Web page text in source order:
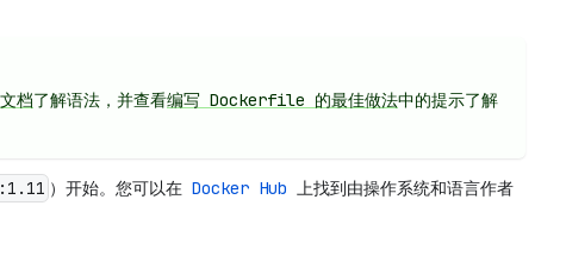
档了解语法，并查看编写 Dockerfile 的最佳做法中的提示了解
）开始。您可以在 Docker Hub 上找到由操作系统和语言作者